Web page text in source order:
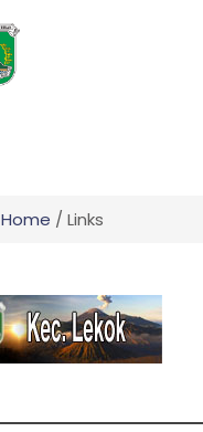
Home / Links